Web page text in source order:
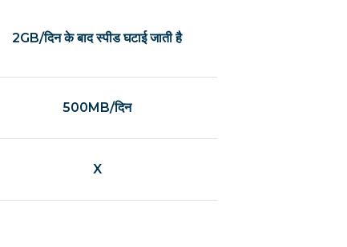
2GB/दिन के बाद स्पीड घटाई जाती है
500MB/दिन
X